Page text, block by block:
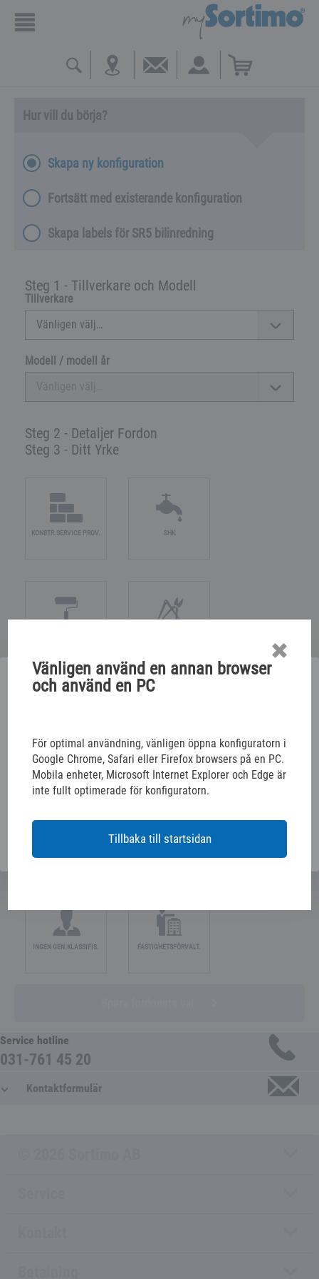
Hur vill du börja?
Skapa ny konfiguration
Fortsätt med existerande konfiguration
Skapa labels för SR5 bilinredning
Steg 1 - Tillverkare och Modell
Tillverkare
Modell / modell år
Steg 2 - Detaljer Fordon
Steg 3 - Ditt Yrke
KONSTR.SERVICE PROV. SHK
BORD/SNICKARE/RUM ELEKTRISK INSTALL.
KONTOR/MYNDIGHETER
INGEN GEN.KLASSIFIS. FASTIGHETSFÖRVALT.
Vänligen välj nedan
KONFIGURERA DINA BILDEKALER
Service hotline
031-761 45 20
Kontaktformulär
För optimal användning, vänligen öppna konfiguratorn i
Google Chrome, Safari eller Firefox browsers på en PC.
Mobila enheter, Microsoft Internet Explorer och Edge är
inte fullt optimerade för konfiguratorn.
Tillbaka till startsidan
Vänligen använd en annan browser
och använd en PC